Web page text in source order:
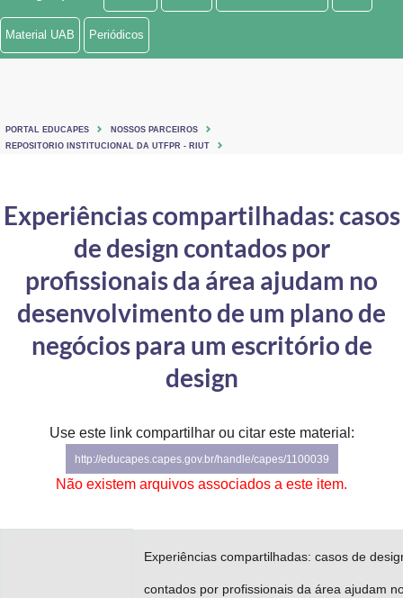
Ministério de Minas e Energia
Ministério do Turismo
Controladoria-Geral da União
Ministério da Mulher, da Família e dos Direitos Humanos
Secretaria-Geral
Secretaria de Governo
Gabinete de Segurança Institucional
Banco Central do Brasil
Material UAB Periódicos
PORTAL EDUCAPES
NOSSOS PARCEIROS
REPOSITORIO INSTITUCIONAL DA UTFPR - RIUT
Experiências compartilhadas: casos
de design contados por
profissionais da área ajudam no
desenvolvimento de um plano de
negócios para um escritório de
design
Use este link compartilhar ou citar este material:
http://educapes.capes.gov.br/handle/capes/1100039
Não existem arquivos associados a este item.
Experiências compartilhadas: casos de
contados por profissionais da área ajudam